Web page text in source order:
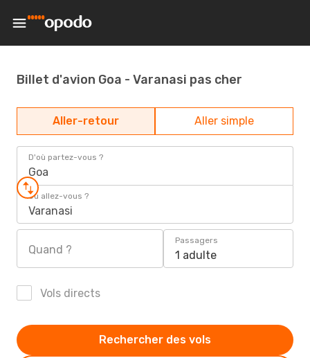
Billet d'avion Goa - Varanasi pas cher
Aller-retour Aller simple
D'où partez-vous ?
Goa
Où allez-vous ?
Varanasi
Quand ?
Passagers
1 adulte
Vols directs
Rechercher des vols